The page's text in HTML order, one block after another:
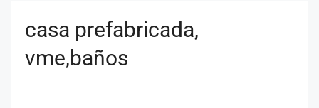
casa prefabricada,
vme,baños